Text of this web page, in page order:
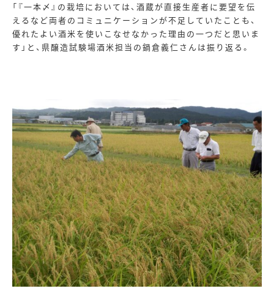
「『一本〆』の栽培においては、酒蔵が直接生産者に要望を伝
えるなど両者のコミュニケーションが不足していたことも、
優れたよい酒米を使いこなせなかった理由の一つだと思いま
す」と、県醸造試験場酒米担当の鍋倉義仁さんは振り返る。